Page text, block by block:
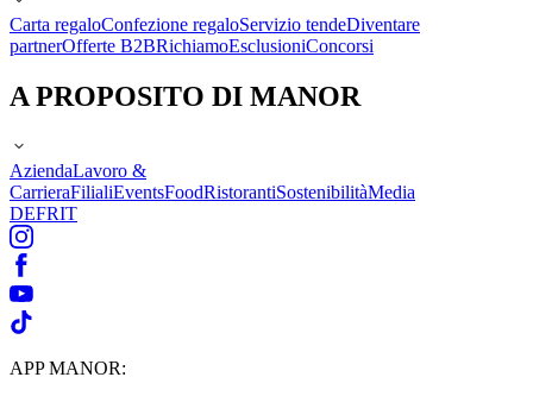
Carta regaloConfezione regaloServizio tendeDiventare
partnerOfferte B2BRichiamoEsclusioniConcorsi
A PROPOSITO DI MANOR
AziendaLavoro &
CarrieraFilialiEventsFoodRistorantiSostenibilitàMedia
DEFRIT
APP MANOR: